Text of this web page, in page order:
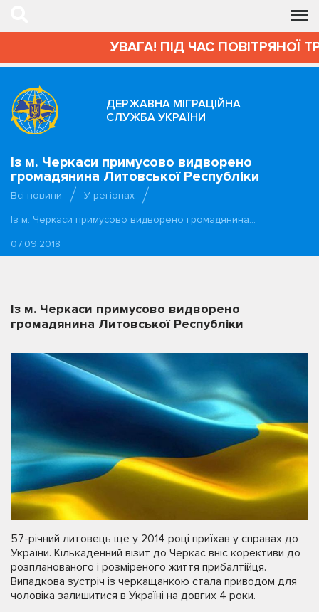
УВАГА! ПІД ЧАС ПОВІТРЯНОЇ
ДЕРЖАВНА МІГРАЦІЙНА
СЛУЖБА УКРАЇНИ
Із м. Черкаси примусово видворено
громадянина Литовської Республіки
Всі новини
У регіонах
Із м. Черкаси примусово видворено громадянина…
07.09.2018
Із м. Черкаси примусово видворено
громадянина Литовської Республіки
57-річний литовець ще у 2014 році приїхав у справах до
України. Кількаденний візит до Черкас вніс корективи до
розпланованого і розміреного життя прибалтійця.
Випадкова зустріч із черкащанкою стала приводом для
чоловіка залишитися в Україні на довгих 4 роки.